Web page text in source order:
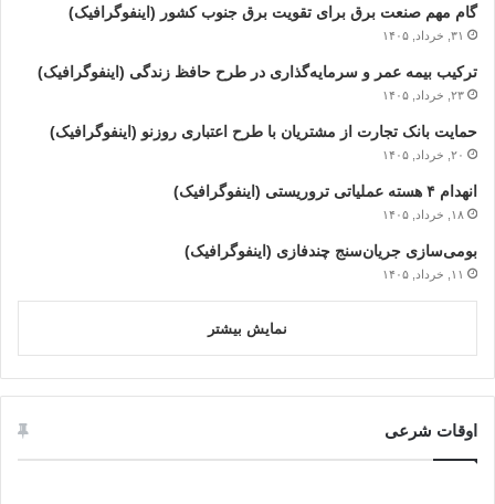
گام مهم صنعت برق برای تقویت برق جنوب کشور (اینفوگرافیک)
۳۱, خرداد, ۱۴۰۵
ترکیب بیمه عمر و سرمایه‌گذاری در طرح حافظ زندگی (اینفوگرافیک)
۲۳, خرداد, ۱۴۰۵
حمایت بانک تجارت از مشتریان با طرح اعتباری روزنو (اینفوگرافیک)
۲۰, خرداد, ۱۴۰۵
انهدام ۴ هسته عملیاتی تروریستی (اینفوگرافیک)
۱۸, خرداد, ۱۴۰۵
بومی‌سازی جریان‌سنج چندفازی (اینفوگرافیک)
۱۱, خرداد, ۱۴۰۵
نمایش بیشتر
اوقات شرعی